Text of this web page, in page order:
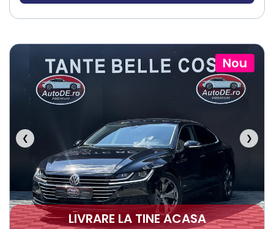
Nou
❮ ❯
LIVRARE LA TINE ACASA